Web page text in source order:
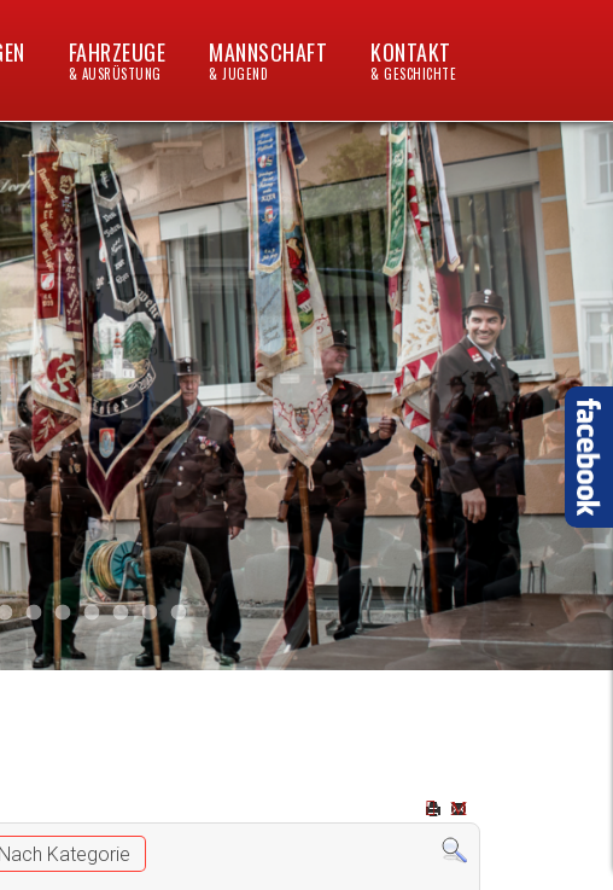
FAHRZEUGE
& AUSRÜSTUNG
MANNSCHAFT
& JUGEND
KONTAKT
& GESCHICHTE
002
Auto 002Auto 009Auto 006Start 008Start 005
Start 003Start 006
Nach Kategorie